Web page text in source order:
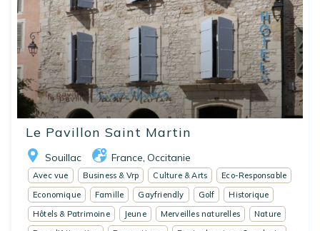
Le Pavillon Saint Martin
Souillac France Occitanie
Avec vue Business & Vrp Culture & Arts
Eco-Responsable
Economique
Famille Gayfriendly Golf
Historique
Hôtels & Patrimoine
Jeune Merveilles naturelles
Nature